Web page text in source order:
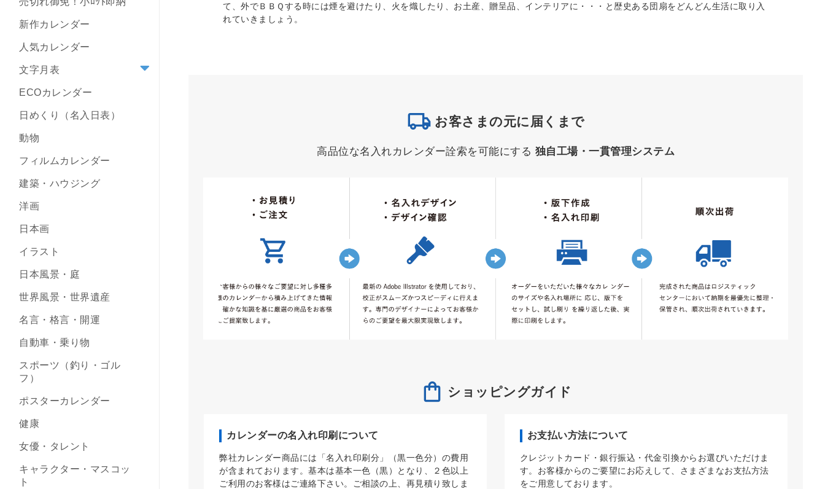
て、外でＢＢＱする時には煙を避けたり、火を熾したり、お土産、贈呈品、インテリアに・・・と歴史ある団扇をどんどん生活に取り入
れていきましょう。
お客さまの元に届くまで
高品位な名入れカレンダー詮索を可能にする 独自工場・一貫管理システム
ショッピングガイド
カレンダーの名入れ印刷について
弊社カレンダー商品には「名入れ印刷分」（黒一色分）の費用
が含まれております。基本は基本一色（黒）となり、２色以上
ご利用のお客様はご連絡下さい。ご相談の上、再見積り致しま
お支払い方法について
クレジットカード・銀行振込・代金引換からお選びいただけま
す。お客様からのご要望にお応えして、さまざまなお支払方法
をご用意しております。
新作カレンダー
人気カレンダー
文字月表
ECOカレンダー
日めくり（名入日表）
動物
フィルムカレンダー
建築・ハウジング
洋画
日本画
イラスト
日本風景・庭
世界風景・世界遺産
名言・格言・開運
自動車・乗り物
スポーツ（釣り・ゴル
フ）
ポスターカレンダー
健康
女優・タレント
キャラクター・マスコッ
ト